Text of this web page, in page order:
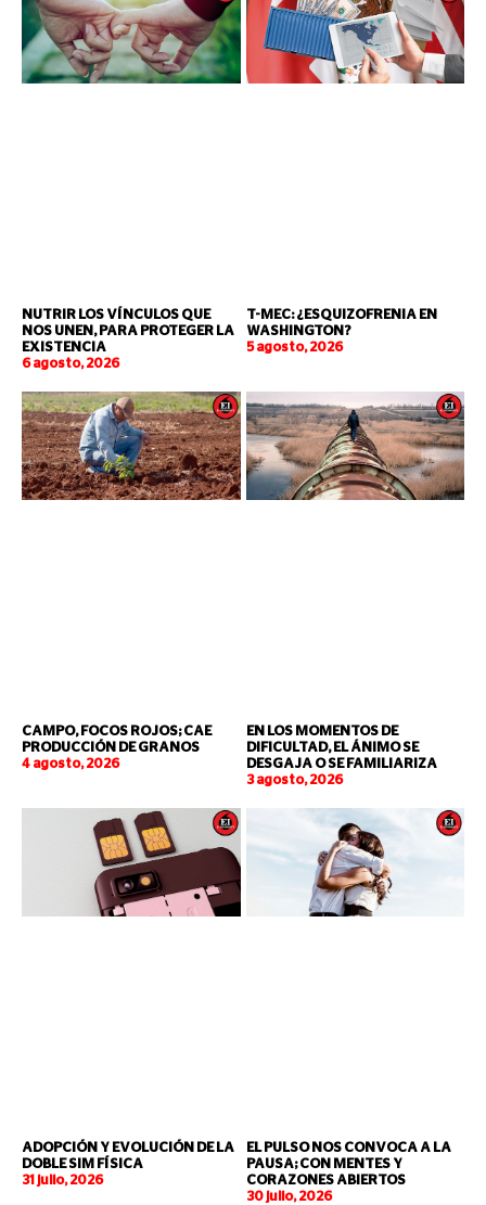
NUTRIR LOS VÍNCULOS QUE
NOS UNEN, PARA PROTEGER LA
EXISTENCIA
6 agosto, 2026
T-MEC: ¿ESQUIZOFRENIA EN
WASHINGTON?
5 agosto, 2026
CAMPO, FOCOS ROJOS; CAE
PRODUCCIÓN DE GRANOS
4 agosto, 2026
EN LOS MOMENTOS DE
DIFICULTAD, EL ÁNIMO SE
DESGAJA O SE FAMILIARIZA
3 agosto, 2026
ADOPCIÓN Y EVOLUCIÓN DE LA
DOBLE SIM FÍSICA
31 julio, 2026
EL PULSO NOS CONVOCA A LA
PAUSA; CON MENTES Y
CORAZONES ABIERTOS
30 julio, 2026